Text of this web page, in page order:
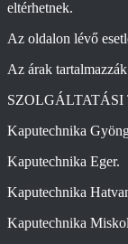
eltérhetnek.
Az oldalon lévő
Az árak
Kaputechnika
Kaputechnika Eger.
Kaputechnika
Kaputechnika